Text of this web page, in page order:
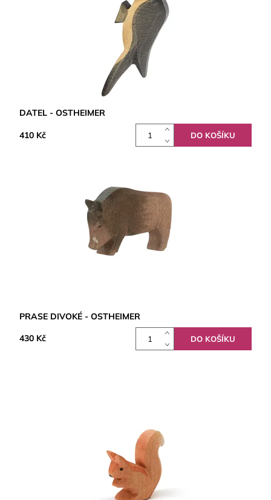
DATEL - OSTHEIMER
410 Kč
PRASE DIVOKÉ - OSTHEIMER
430 Kč